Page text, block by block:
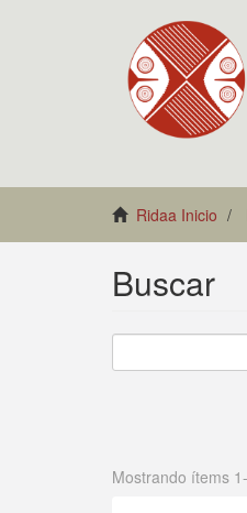
Ridaa Inicio
Buscar
Mostrando ítems